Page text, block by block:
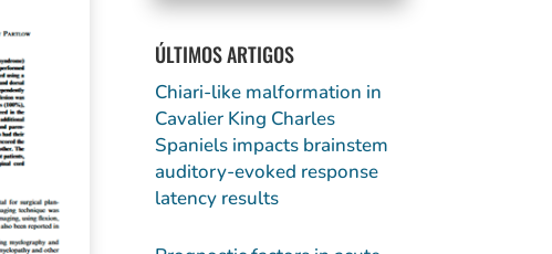
ÚLTIMOS ARTIGOS
Chiari-like malformation in
Cavalier King Charles
Spaniels impacts brainstem
auditory-evoked response
latency results